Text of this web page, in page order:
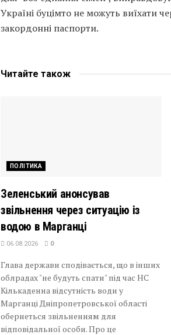
Україні буцімто не можуть виїхати
закордонні паспорти.
Читайте також
ПОЛІТИКА
Зеленський анонсував
звільнення через ситуацію із
водою в Марганці
06.08.2026 0
Глава держави сподівається, що в інших
облрадах "не будуть спати" під час НС
Кількаденна відсутність води у
Марганці Дніпропетровської області
обернеться звільненням для
відповідальної особи. Про це